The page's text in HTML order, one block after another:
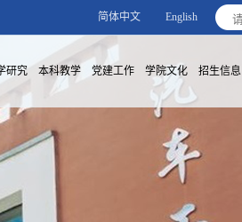
简体中文 English
研究 本科教学 党建工作 学院文化 招生信息